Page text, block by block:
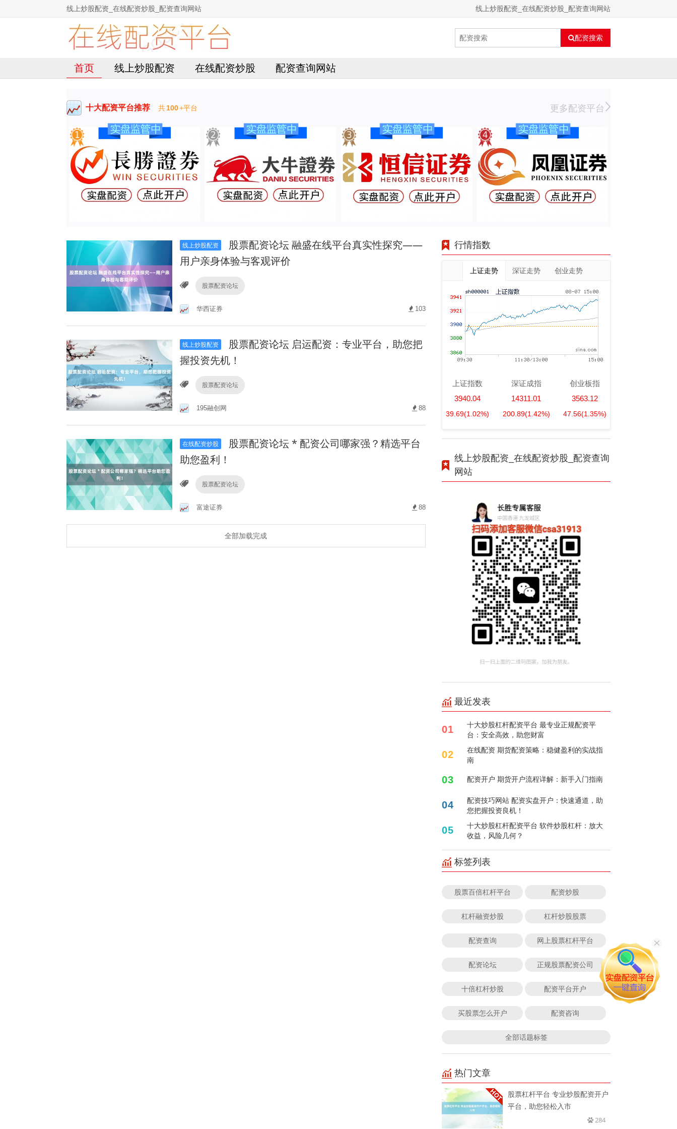
线上炒股配资_在线配资炒股_配资查询网站 线上炒股配资_在线配资炒股_配资查询网站
配资搜索
首页 线上炒股配资 在线配资炒股 配资查询网站
十大配资平台推荐 共100+平台 更多配资平台
线上炒股配资
股票配资论坛 融盛在线平台真实性探究——
用户亲身体验与客观评价
股票配资论坛
华西证券 103
线上炒股配资
股票配资论坛 启运配资：专业平台，助您把
握投资先机！
股票配资论坛
195融创网 88
在线配资炒股
股票配资论坛 * 配资公司哪家强？精选平台
助您盈利！
股票配资论坛
富途证券 88
全部加载完成
行情指数
上证走势 深证走势 创业走势
上证指数
3940.04
39.69(1.02%)
深证成指
14311.01
200.89(1.42%)
创业板指
3563.12
47.56(1.35%)
线上炒股配资_在线配资炒股_配资查询
网站
最近发表
01
十大炒股杠杆配资平台 最专业正规配资平
台：安全高效，助您财富
02
在线配资 期货配资策略：稳健盈利的实战指
南
03 配资开户 期货开户流程详解：新手入门指南
04
配资技巧网站 配资实盘开户：快速通道，助
您把握投资良机！
05
十大炒股杠杆配资平台 软件炒股杠杆：放大
收益，风险几何？
标签列表
股票百倍杠杆平台 配资炒股
杠杆融资炒股 杠杆炒股股票
配资查询 网上股票杠杆平台
配资论坛 正规股票配资公司
十倍杠杆炒股 配资平台开户
买股票怎么开户 配资咨询
全部话题标签
热门文章
股票杠杆平台 专业炒股配资开户
平台，助您轻松入市
284